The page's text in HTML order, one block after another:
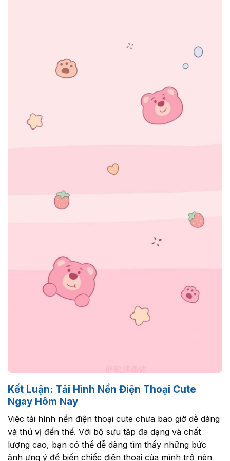
Kết Luận: Tải Hình Nền Điện Thoại Cute
Ngay Hôm Nay
Việc tải hình nền điện thoại cute chưa bao giờ dễ dàng
và thú vị đến thế. Với bộ sưu tập đa dạng và chất
lượng cao, bạn có thể dễ dàng tìm thấy những bức
ảnh ưng ý để biến chiếc điện thoại của mình trở nên